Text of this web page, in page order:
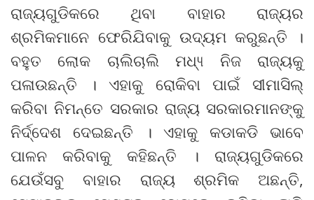
ରାଜ୍ୟଗୁଡିକରେ ଥିବା ବାହାର ରାଜ୍ୟର
ଶ୍ରମିକମାନେ ଫେରିଯିବାକୁ ଉଦ୍ୟମ କରୁଛନ୍ତି ।
ବହୁତ ଲୋକ ଚାଲିଚାଲି ମଧ୍ୟ୍ ନିଜ ରାଜ୍ୟକୁ
ପଳାଉଛନ୍ତି । ଏହାକୁ ରୋକିବା ପାଇଁ ସୀମାସିଲ୍
କରିବା ନିମନ୍ତେ ସରକାର ରାଜ୍ୟ ସରକାରମାନଙ୍କୁ
ନିର୍ଦ୍ଦେଶ ଦେଇଛନ୍ତି । ଏହାକୁ କଡାକଡି ଭାବେ
ପାଳନ କରିବାକୁ କହିଛନ୍ତି । ରାଜ୍ୟଗୁଡିକରେ
ଯେଉଁସବୁ ବାହାର ରାଜ୍ୟ ଶ୍ରମିକ ଅଛନ୍ତି,